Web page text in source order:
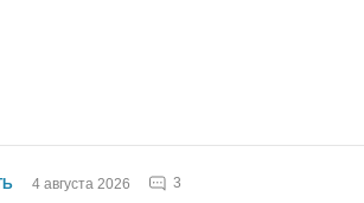
4 августа 2026 3